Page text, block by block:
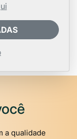
a qualidade